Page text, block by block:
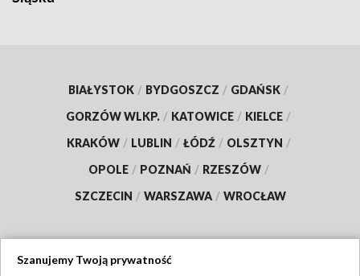
BIAŁYSTOK / BYDGOSZCZ / GDAŃSK /
GORZÓW WLKP. / KATOWICE / KIELCE /
KRAKÓW / LUBLIN / ŁÓDŹ / OLSZTYN /
OPOLE / POZNAŃ / RZESZÓW /
SZCZECIN / WARSZAWA / WROCŁAW
Szanujemy Twoją prywatność